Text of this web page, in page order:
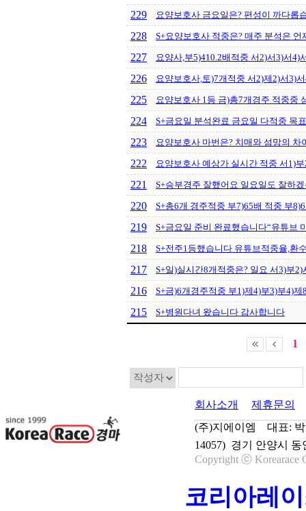
229 요양보호사 금요일은? 편성이 까다롭
228 S+요양보호사 적중은? 매주 분석은 언
227 요양사,부5)410.2배적중 서2)서3)서4)
226 요양보호사,토)7개적중 서2)제2)서3)
225 요양보호사 1등 금)총7개경주 적중중
224 S+금요일 분석완료 금요일 다적중 목
223 요양보호사 마번은? 치매와 섬망의 차
222 요양보호사 예상가 실시간 적중 서1)
221 S+승부경주 잘했어요 일요일도 잘하
220 S+총6개 경주적중 부7)65배 적중 부
219 S+금요일 준비 완료했습니다“유튜브
218 S+전주1등했습니다 유튜브적중율,환
217 S+일)실시간8개적중은? 일요 서3)부2)
216 S+금)6개경주적중 부1)제4)부3)부4)제
215 S+병원다녀 왔습니다 감사합니다
1
회사소개
제휴문의
(주)지에이엠 대표: 박
14057) 경기 안양시
Copyright ⓒ Korearace
코리아레